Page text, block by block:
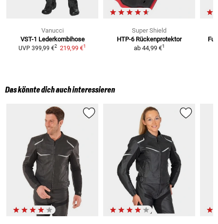
Vanucci
VST-1 Lederkombihose
UVP 399,99 €2 219,99 €1
Super Shield
HTP-6 Rückenprotektor
ab 44,99 €1
Das könnte dich auch interessieren